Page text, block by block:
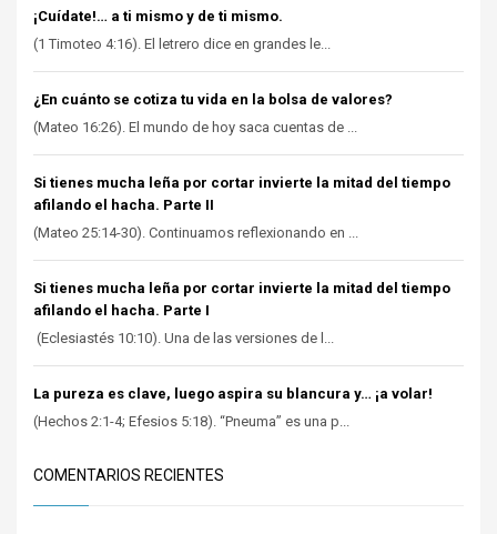
¡Cuídate!… a ti mismo y de ti mismo.
(1 Timoteo 4:16). El letrero dice en grandes le...
¿En cuánto se cotiza tu vida en la bolsa de valores?
(Mateo 16:26). El mundo de hoy saca cuentas de ...
Si tienes mucha leña por cortar invierte la mitad del tiempo
afilando el hacha. Parte II
(Mateo 25:14-30). Continuamos reflexionando en ...
Si tienes mucha leña por cortar invierte la mitad del tiempo
afilando el hacha. Parte I
(Eclesiastés 10:10). Una de las versiones de l...
La pureza es clave, luego aspira su blancura y… ¡a volar!
(Hechos 2:1-4; Efesios 5:18). “Pneuma” es una p...
COMENTARIOS RECIENTES